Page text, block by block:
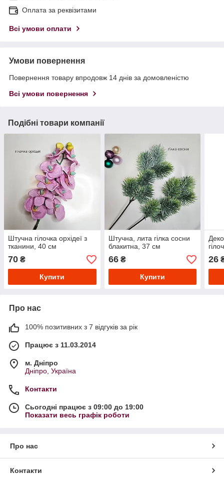
Оплата за реквізитами
Всі умови оплати
Умови повернення
Повернення товару впродовж 14 днів за домовленістю
Всі умови повернення
Подібні товари компанії
Штучна гілочка орхідеї з
тканини, 40 см
70 ₴
Купити
Штучна, лита гілка сосни
блакитна, 37 см
66₴
Купити
26
Про нас
100% позитивних з 7 відгуків за рік
Працює з 11.03.2014
м. Дніпро
Дніпро, Україна
Контакти
Сьогодні працює з 09:00 до 19:00
Показати весь графік роботи
Про нас
Контакти